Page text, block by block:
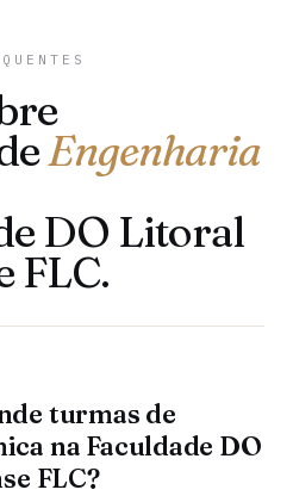
Engenharia
DO Litoral
FLC.
turmas de
na Faculdade DO
FLC?